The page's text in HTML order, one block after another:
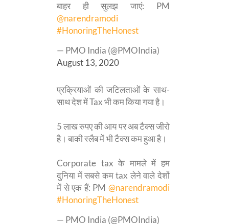
बाहर ही सुलझ जाएं: PM
@narendramodi
#HonoringTheHonest
— PMO India (@PMOIndia)
August 13, 2020
प्रक्रियाओं की जटिलताओं के साथ-
साथ देश में Tax भी कम किया गया है।
5 लाख रुपए की आय पर अब टैक्स जीरो
है। बाकी स्लैब में भी टैक्स कम हुआ है।
Corporate tax के मामले में हम
दुनिया में सबसे कम tax लेने वाले देशों
में से एक हैं: PM @narendramodi
#HonoringTheHonest
— PMO India (@PMOIndia)